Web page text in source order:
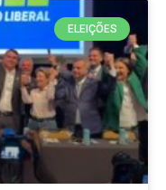
ELEIÇÕES